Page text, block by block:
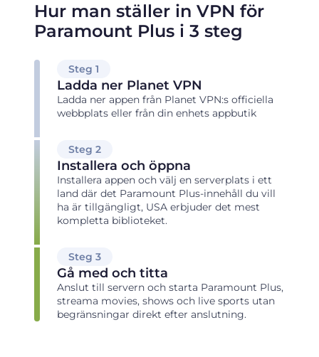
Hur man ställer in VPN för
Paramount Plus i 3 steg
Steg 1
Ladda ner Planet VPN
Ladda ner appen från Planet VPN:s officiella
webbplats eller från din enhets appbutik
Steg 2
Installera och öppna
Installera appen och välj en serverplats i ett
land där det Paramount Plus-innehåll du vill
ha är tillgängligt, USA erbjuder det mest
kompletta biblioteket.
Steg 3
Gå med och titta
Anslut till servern och starta Paramount Plus,
streama movies, shows och live sports utan
begränsningar direkt efter anslutning.